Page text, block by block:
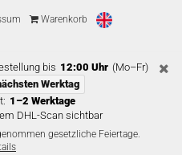
Warenkorb
bis 12:00 Uhr (Mo–Fr)
Werktag
1–2 Werktage
DHL-Scan sichtbar
gesetzliche Feiertage.